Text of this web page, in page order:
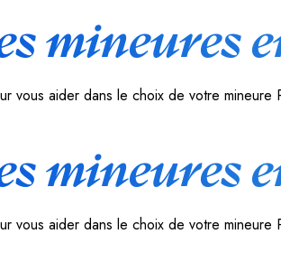
mineures
vous aider dans le choix de votre mineure
mineures
vous aider dans le choix de votre mineure